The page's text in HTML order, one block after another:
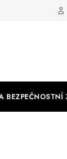
BEZPEČNOSTNÍ